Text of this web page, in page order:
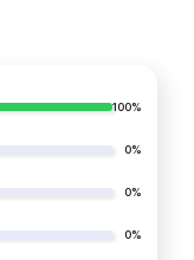
100%
0%
0%
0%